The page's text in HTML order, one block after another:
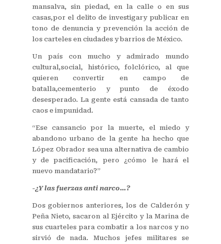
mansalva, sin piedad, en la calle o en sus
casas,por el delito de investigary publicar en
tono de denuncia y prevención la acción de
los carteles en ciudades y barrios de México.
Un país con mucho y admirado mundo
cultural,social, histórico, folclórico, al que
quieren convertir en campo de
batalla,cementerio y punto de éxodo
desesperado. La gente está cansada de tanto
caos e impunidad.
“Ese cansancio por la muerte, el miedo y
abandono urbano de la gente ha hecho que
López Obrador sea una alternativa de cambio
y de pacificación, pero ¿cómo le hará el
nuevo mandatario?”
-¿Y las fuerzas anti narco…?
Dos gobiernos anteriores, los de Calderón y
Peña Nieto, sacaron al Ejército y la Marina de
sus cuarteles para combatir a los narcos y no
sirvió de nada. Muchos jefes militares se